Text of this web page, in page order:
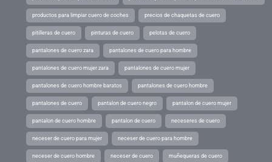
productos para limpiar cuero de coches precios de chaquetas de cuero
pitilleras de cuero pinturas de cuero pelotas de cuero
pantalones de cuero zara pantalones de cuero para hombre
pantalones de cuero mujer zara pantalones de cuero mujer
pantalones de cuero hombre baratos pantalones de cuero hombre
pantalones de cuero pantalon de cuero negro pantalon de cuero mujer
pantalon de cuero hombre pantalon de cuero neceseres de cuero
neceser de cuero para mujer neceser de cuero para hombre
neceser de cuero hombre neceser de cuero muñequeras de cuero